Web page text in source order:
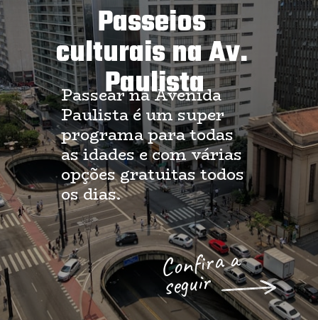
Passeios
culturais na Av.
Paulista
Passear na Avenida
Paulista é um super
programa para todas
as idades e com várias
opções gratuitas todos
os dias.
Confira a
seguir